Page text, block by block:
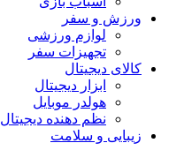
ورزش و سفر
لوازم ورزشی
تجهیزات سفر
کالای دیجیتال
ابزار دیجیتال
هولدر موبایل
نظم دهنده دیجیتال
زیبایی و سلامت